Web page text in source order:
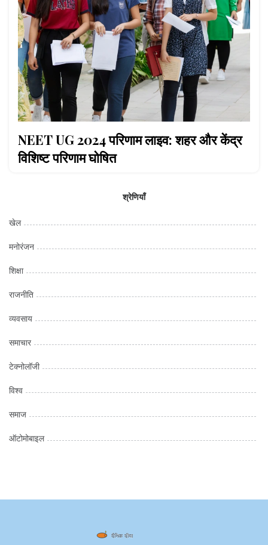
NEET UG 2024 परिणाम लाइव: शहर और केंद्र
विशिष्ट परिणाम घोषित
श्रेणियाँ
खेल
मनोरंजन
शिक्षा
राजनीति
व्यवसाय
समाचार
टेक्नोलॉजी
विश्व
समाज
ऑटोमोबाइल